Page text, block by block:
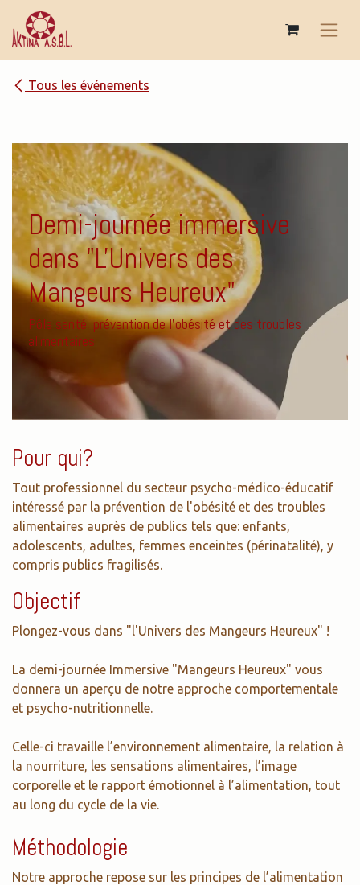
Se rendre au contenu
Tous les événements
Demi-journée immersive
dans "L'Univers des
Mangeurs Heureux"
Pôle santé, prévention de l'obésité et des troubles
alimentaires
Pour qui?
Tout professionnel du secteur psycho-médico-éducatif
intéressé par la prévention de l'obésité et des troubles
alimentaires auprès de publics tels que: enfants,
adolescents, adultes, femmes enceintes (périnatalité), y
compris publics fragilisés.
Objectif
Plongez-vous dans "l'Univers des Mangeurs Heureux" !
La demi-journée Immersive "Mangeurs Heureux" vous
donnera un aperçu de notre approche comportementale
et psycho-nutritionnelle.
Celle-ci travaille l’environnement alimentaire, la relation à
la nourriture, les sensations alimentaires, l’image
corporelle et le rapport émotionnel à l’alimentation, tout
au long du cycle de la vie.
Méthodologie
Notre approche repose sur les principes de l’alimentation